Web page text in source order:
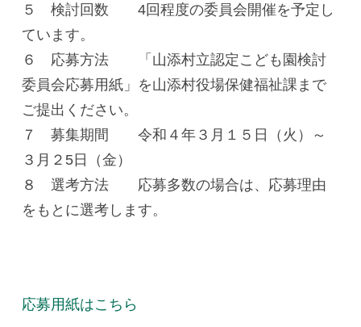
５ 検討回数 4回程度の委員会開催を予定し
ています。
６ 応募方法 「山添村立認定こども園検討
委員会応募用紙」を山添村役場保健福祉課まで
ご提出ください。
７ 募集期間 令和４年３月１５日（火）～
３月２5日（金）
８ 選考方法 応募多数の場合は、応募理由
をもとに選考します。
応募用紙はこちら